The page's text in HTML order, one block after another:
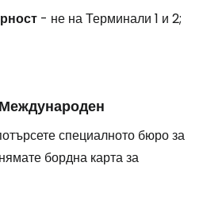
- не на Терминали 1 и 2;
специалното бюро за
бордна карта за